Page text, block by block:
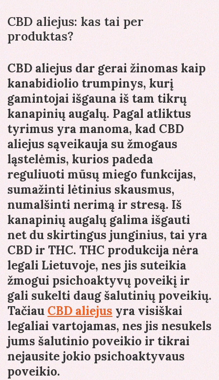
CBD aliejus: kas tai per
produktas?
CBD aliejus dar gerai žinomas kaip
kanabidiolio trumpinys, kurį
gamintojai išgauna iš tam tikrų
kanapinių augalų. Pagal atliktus
tyrimus yra manoma, kad CBD
aliejus sąveikauja su žmogaus
ląstelėmis, kurios padeda
reguliuoti mūsų miego funkcijas,
sumažinti lėtinius skausmus,
numalšinti nerimą ir stresą. Iš
kanapinių augalų galima išgauti
net du skirtingus junginius, tai yra
CBD ir THC. THC produkcija nėra
legali Lietuvoje, nes jis suteikia
žmogui psichoaktyvų poveikį ir
gali sukelti daug šalutinių poveikių.
Tačiau CBD aliejus yra visiškai
legaliai vartojamas, nes jis nesukels
jums šalutinio poveikio ir tikrai
nejausite jokio psichoaktyvaus
poveikio.